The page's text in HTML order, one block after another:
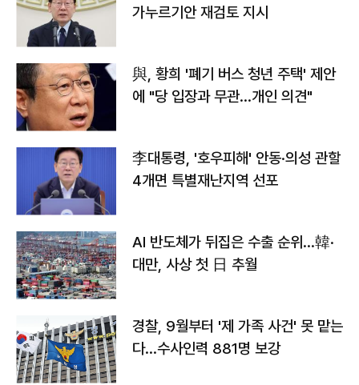
가누르기안 재검토 지시
與, 황희 '폐기 버스 청년 주택' 제안
에 "당 입장과 무관…개인 의견"
李대통령, '호우피해' 안동·의성 관할
4개면 특별재난지역 선포
AI 반도체가 뒤집은 수출 순위…韓·
대만, 사상 첫 日 추월
경찰, 9월부터 '제 가족 사건' 못 맡는
다…수사인력 881명 보강